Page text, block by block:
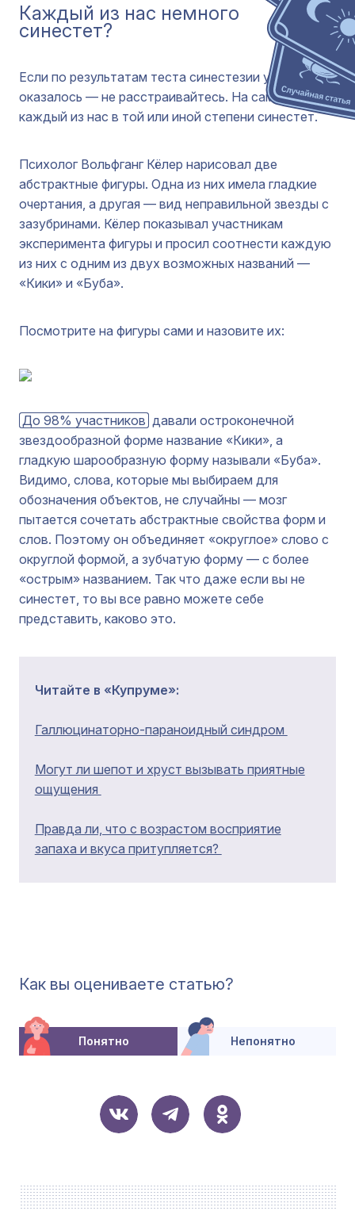
Каждый из нас немного
синестет?
Если по результатам теста синестезии у вас не
оказалось — не расстраивайтесь. На самом деле
каждый из нас в той или иной степени синестет.
Психолог Вольфганг Кёлер нарисовал две
абстрактные фигуры. Одна из них имела гладкие
очертания, а другая — вид неправильной звезды с
зазубринами. Кёлер показывал участникам
эксперимента фигуры и просил соотнести каждую
из них с одним из двух возможных названий —
«Кики» и «Буба».
Посмотрите на фигуры сами и назовите их:
До 98% участников давали остроконечной
звездообразной форме название «Кики», а
гладкую шарообразную форму называли «Буба».
Видимо, слова, которые мы выбираем для
обозначения объектов, не случайны — мозг
пытается сочетать абстрактные свойства форм и
слов. Поэтому он объединяет «округлое» слово с
округлой формой, а зубчатую форму — с более
«острым» названием. Так что даже если вы не
синестет, то вы все равно можете себе
представить, каково это.
Читайте в «Купруме»:
Галлюцинаторно-параноидный синдром
Могут ли шепот и хруст вызывать приятные
ощущения
Правда ли, что с возрастом восприятие
запаха и вкуса притупляется?
Как вы оцениваете статью?
Понятно Непонятно